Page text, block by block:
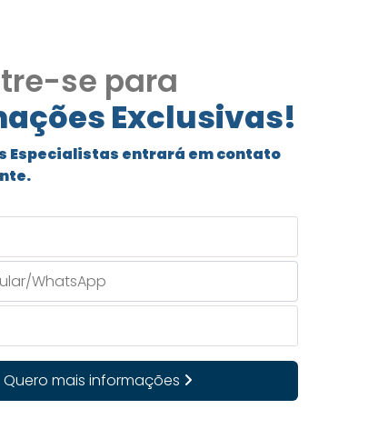
se para
Exclusivas!
Especialistas entrará em contato
Quero mais informações